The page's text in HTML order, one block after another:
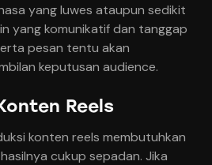
yang luwes ataupun sedikit
yang komunikatif dan tanggap
pesan tentu akan
keputusan audience.
Reels
konten reels membutuhkan
cukup sepadan. Jika